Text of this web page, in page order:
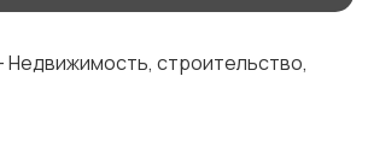
строительство,